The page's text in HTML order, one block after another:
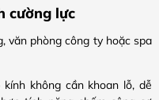
cường lực
văn phòng công ty hoặc spa
kính không cần khoan lỗ, dễ